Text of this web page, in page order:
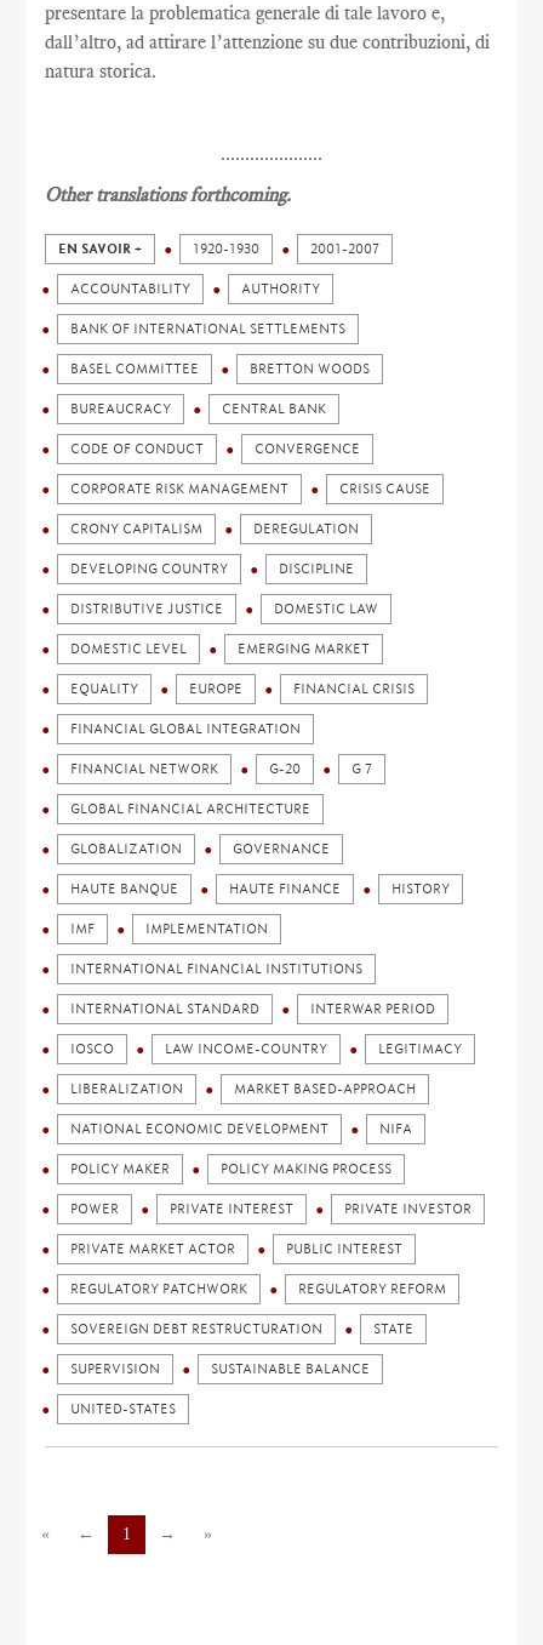
presentare la problematica generale di tale lavoro e,
dall’altro, ad attirare l’attenzione su due contribuzioni, di
natura storica.
.....................
Other translations forthcoming.
EN SAVOIR + 1920-1930 2001-2007
ACCOUNTABILITY AUTHORITY
BANK OF INTERNATIONAL SETTLEMENTS
BASEL COMMITTEE BRETTON WOODS
BUREAUCRACY CENTRAL BANK
CODE OF CONDUCT CONVERGENCE
CORPORATE RISK MANAGEMENT CRISIS CAUSE
CRONY CAPITALISM DEREGULATION
DEVELOPING COUNTRY DISCIPLINE
DISTRIBUTIVE JUSTICE DOMESTIC LAW
DOMESTIC LEVEL EMERGING MARKET
EQUALITY EUROPE FINANCIAL CRISIS
FINANCIAL GLOBAL INTEGRATION
FINANCIAL NETWORK G-20 G 7
GLOBAL FINANCIAL ARCHITECTURE
GLOBALIZATION GOVERNANCE
HAUTE BANQUE HAUTE FINANCE HISTORY
IMF IMPLEMENTATION
INTERNATIONAL FINANCIAL INSTITUTIONS
INTERNATIONAL STANDARD INTERWAR PERIOD
IOSCO LAW INCOME-COUNTRY LEGITIMACY
LIBERALIZATION MARKET BASED-APPROACH
NATIONAL ECONOMIC DEVELOPMENT NIFA
POLICY MAKER POLICY MAKING PROCESS
POWER PRIVATE INTEREST PRIVATE INVESTOR
PRIVATE MARKET ACTOR PUBLIC INTEREST
REGULATORY PATCHWORK REGULATORY REFORM
SOVEREIGN DEBT RESTRUCTURATION STATE
SUPERVISION SUSTAINABLE BALANCE
UNITED-STATES
« ← 1 → »